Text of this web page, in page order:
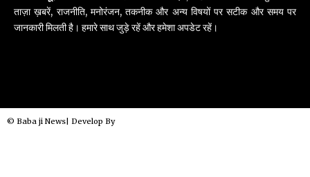
ताज़ा ख़बरें, राजनीति, मनोरंजन, तकनीक और अन्य विषयों पर सटीक और समय पर
जानकारी मिलती है। हमारे साथ जुड़े रहें और हमेशा अपडेट रहें।
© Baba ji News| Develop By